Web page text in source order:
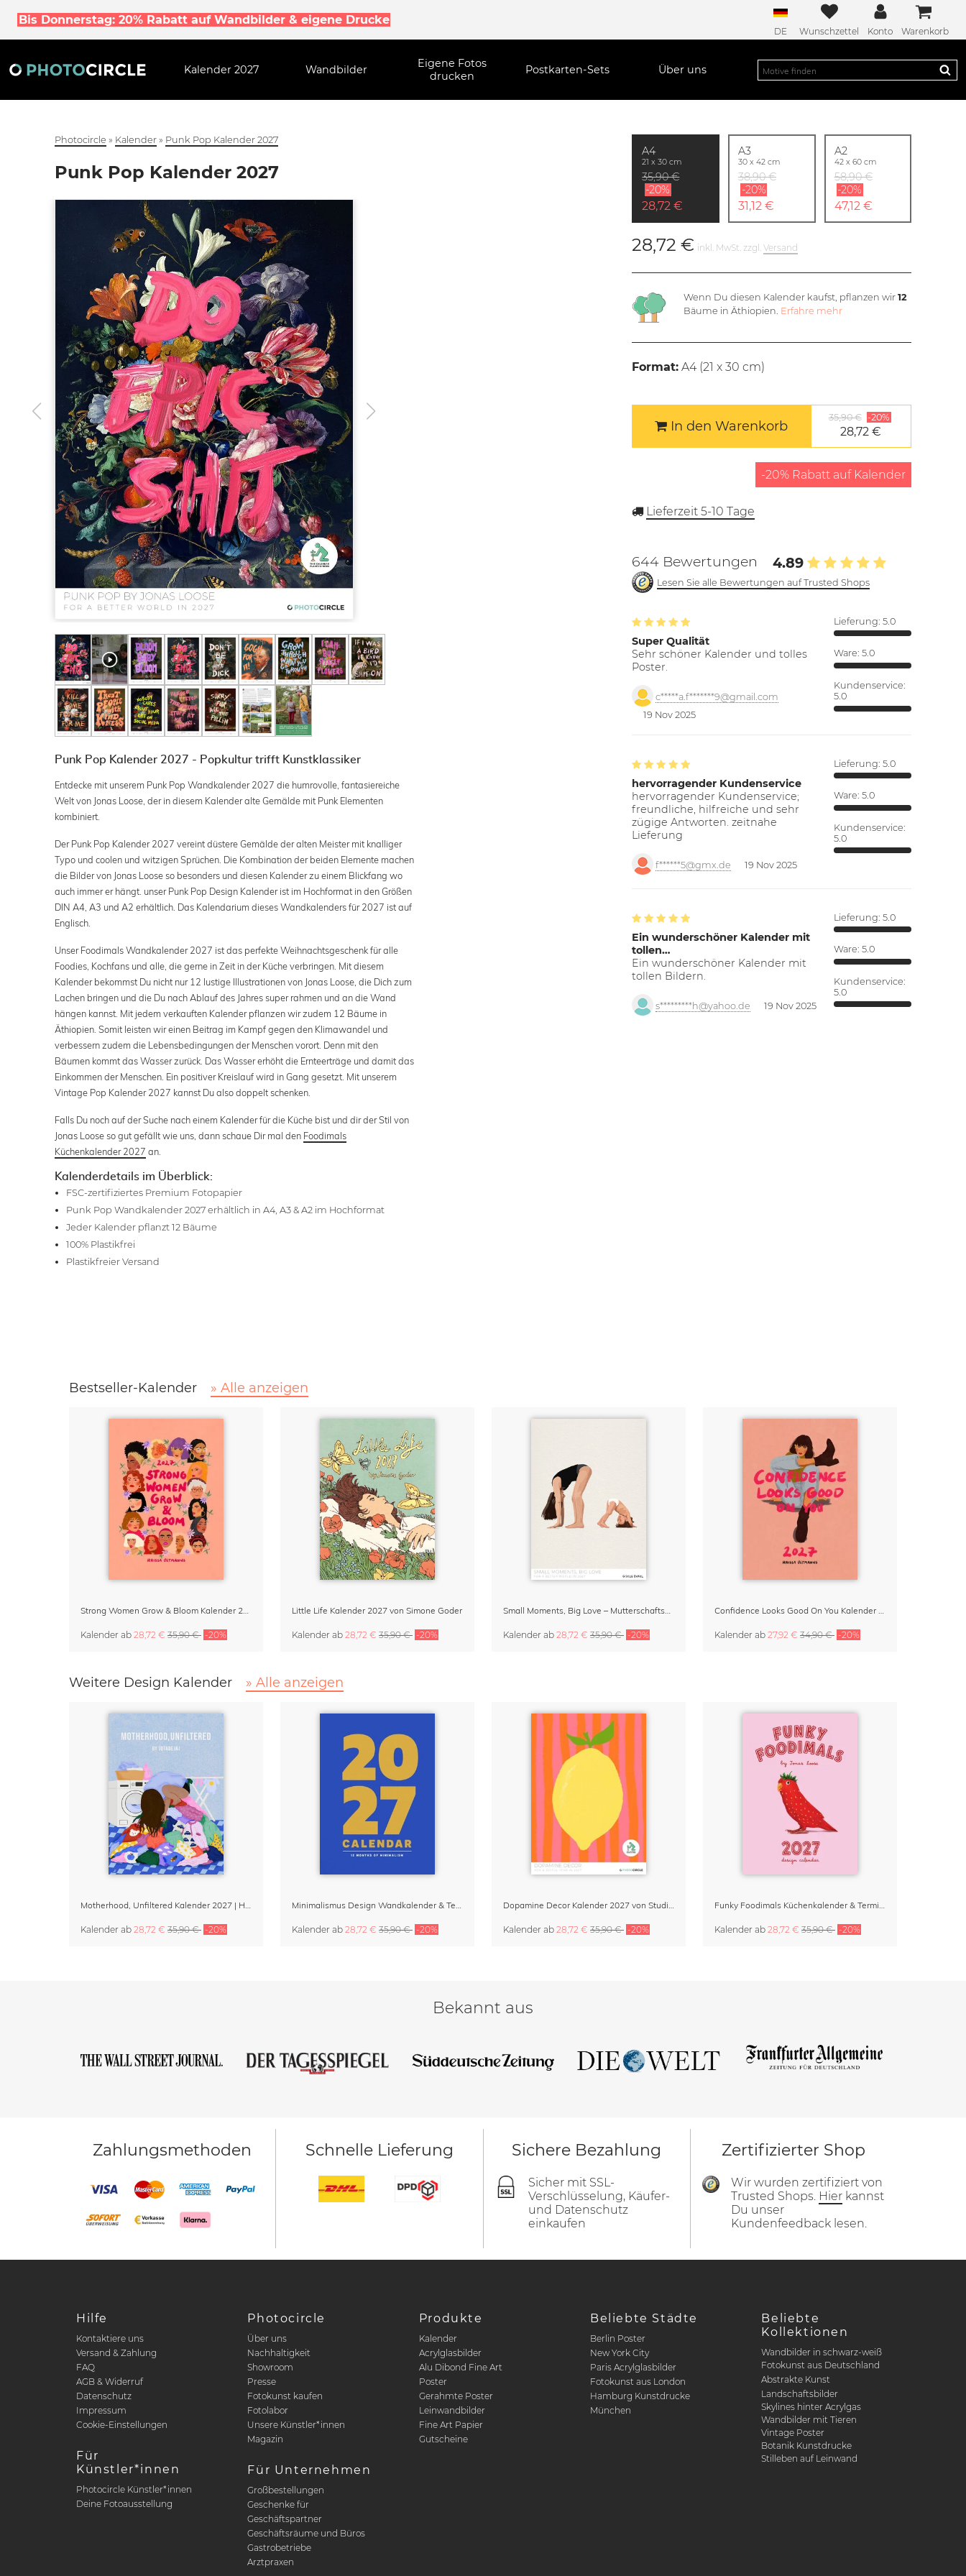
Bis Donnerstag: 20% Rabatt auf Wandbilder & eigene Drucke
DE Wunschzettel Konto Warenkorb
Kalender 2027 Wandbilder
Eigene Fotos
drucken
Postkarten-Sets Über uns
Photocircle » Kalender» Punk Pop Kalender 2027
Punk Pop Kalender 2027
Punk Pop Kalender 2027 - Popkultur trifft Kunstklassiker
Entdecke mit unserem Punk Pop Wandkalender 2027 die humrovolle, fantasiereiche
Welt von Jonas Loose, der in diesem Kalender alte Gemälde mit Punk Elementen
kombiniert.
Der Punk Pop Kalender 2027 vereint düstere Gemälde der alten Meister mit knalliger
Typo und coolen und witzigen Sprüchen. Die Kombination der beiden Elemente machen
die Bilder von Jonas Loose so besonders und diesen Kalender zu einem Blickfang wo
auch immer er hängt. unser Punk Pop Design Kalender ist im Hochformat in den Größen
DIN A4, A3 und A2 erhältlich. Das Kalendarium dieses Wandkalenders für 2027 ist auf
Englisch.
Unser Foodimals Wandkalender 2027 ist das perfekte Weihnachtsgeschenk für alle
Foodies, Kochfans und alle, die gerne in Zeit in der Küche verbringen. Mit diesem
Kalender bekommst Du nicht nur 12 lustige Illustrationen von Jonas Loose, die Dich zum
Lachen bringen und die Du nach Ablauf des Jahres super rahmen und an die Wand
hängen kannst. Mit jedem verkauften Kalender pflanzen wir zudem 12 Bäume in
Äthiopien. Somit leisten wir einen Beitrag im Kampf gegen den Klimawandel und
verbessern zudem die Lebensbedingungen der Menschen vorort. Denn mit den
Bäumen kommt das Wasser zurück. Das Wasser erhöht die Ernteerträge und damit das
Einkommen der Menschen. Ein positiver Kreislauf wird in Gang gesetzt. Mit unserem
Vintage Pop Kalender 2027 kannst Du also doppelt schenken.
Falls Du noch auf der Suche nach einem Kalender für die Küche bist und dir der Stil von
Jonas Loose so gut gefällt wie uns, dann schaue Dir mal den Foodimals
Küchenkalender 2027 an.
Kalenderdetails im Überblick:
FSC-zertifiziertes Premium Fotopapier
Punk Pop Wandkalender 2027 erhältlich in A4, A3 & A2 im Hochformat
Jeder Kalender pflanzt 12 Bäume
100% Plastikfrei
Plastikfreier Versand
A4
21 x 30 cm
35,90 €
-20%
28,72 €
A3
30 x 42 cm
38,90 €
-20%
31,12 €
A2
42 x 60 cm
58,90 €
-20%
47,12 €
28,72 € inkl. MwSt. zzgl.Versand
Wenn Du diesen Kalender kaufst, pflanzen wir 12
Bäume in Äthiopien. Erfahre mehr
Format: A4 (21 x 30 cm)
In den Warenkorb
35,90 € -20%
28,72 €
-20% Rabatt auf Kalender
Lieferzeit 5-10 Tage
644 Bewertungen 4.89
Lesen Sie alle Bewertungen auf Trusted Shops
Super Qualität
Sehr schöner Kalender und tolles
Poster.
c*****a.f*******9@gmail.com
19 Nov 2025
Lieferung: 5.0
Ware: 5.0
Kundenservice:
5.0
hervorragender Kundenservice
hervorragender Kundenservice;
freundliche, hilfreiche und sehr
zügige Antworten. zeitnahe
Lieferung
f******5@gmx.de 19 Nov 2025
Lieferung: 5.0
Ware: 5.0
Kundenservice:
5.0
Ein wunderschöner Kalender mit
tollen…
Ein wunderschöner Kalender mit
tollen Bildern.
s*********h@yahoo.de 19 Nov 2025
Lieferung: 5.0
Ware: 5.0
Kundenservice:
5.0
Bestseller-Kalender » Alle anzeigen
Kalender ab 28,72 € 35,90 € -20%
Little Life Kalender 2027 von Simone Goder
Kalender ab 28,72 € 35,90 € -20% Kalender ab 28,72 € 35,90 € -20% Kalender ab 27,92 € 34,90 € -20%
Weitere Design Kalender » Alle anzeigen
Kalender ab 28,72 € 35,90 € -20% Kalender ab 28,72 € 35,90 € -20% Kalender ab 28,72 € 35,90 € -20% Kalender ab 28,72 € 35,90 € -20%
Bekannt aus
Zahlungsmethoden Schnelle Lieferung Sichere Bezahlung
Sicher mit SSL-
Verschlüsselung, Käufer-
und Datenschutz
einkaufen
Zertifizierter Shop
Wir wurden zertifiziert von
Trusted Shops. Hier kannst
Du unser
Kundenfeedback lesen.
Hilfe
Kontaktiere uns
Versand & Zahlung
FAQ
AGB & Widerruf
Datenschutz
Impressum
Cookie-Einstellungen
Für
Künstler*innen
Photocircle Künstler*innen
Deine Fotoausstellung
Photocircle
Über uns
Nachhaltigkeit
Showroom
Presse
Fotokunst kaufen
Fotolabor
Unsere Künstler*innen
Magazin
Für Unternehmen
Großbestellungen
Geschenke für
Geschäftspartner
Geschäftsräume und Büros
Gastrobetriebe
Arztpraxen
Produkte
Kalender
Acrylglasbilder
Alu Dibond Fine Art
Poster
Gerahmte Poster
Leinwandbilder
Fine Art Papier
Gutscheine
Beliebte Städte
Berlin Poster
New York City
Paris Acrylglasbilder
Fotokunst aus London
Hamburg Kunstdrucke
München
Beliebte
Kollektionen
Wandbilder in schwarz-weiß
Fotokunst aus Deutschland
Abstrakte Kunst
Landschaftsbilder
Skylines hinter Acrylgas
Wandbilder mit Tieren
Vintage Poster
Botanik Kunstdrucke
Stilleben auf Leinwand